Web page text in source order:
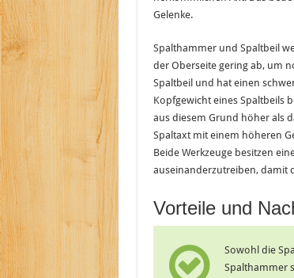
Gelenke.
Spalthammer und Spaltbeil
der Oberseite gering ab, um
Spaltbeil und hat einen
Kopfgewicht eines Spaltbeils
aus diesem Grund höher als
Spaltaxt mit einem höheren
Beide Werkzeuge besitzen
auseinanderzutreiben, damit
Vorteile und
Sowohl die
Spalthammer